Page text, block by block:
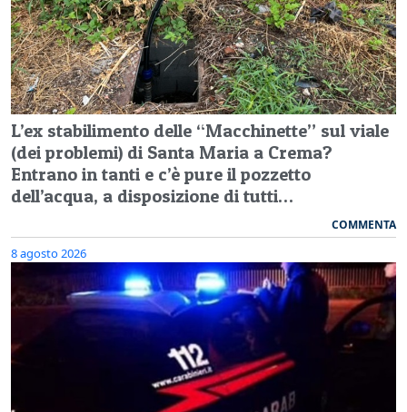
L’ex stabilimento delle “Macchinette” sul viale
(dei problemi) di Santa Maria a Crema?
Entrano in tanti e c’è pure il pozzetto
dell’acqua, a disposizione di tutti…
COMMENTA
8 agosto 2026